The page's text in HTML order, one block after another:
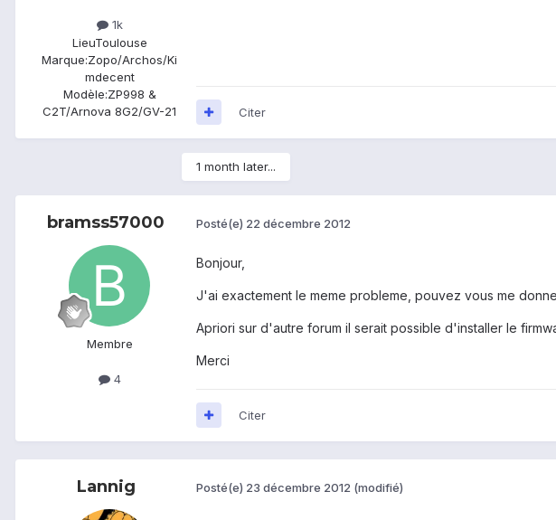
1k
LieuToulouse
Marque:Zopo/Archos/Ki
mdecent
Modèle:ZP998 &
C2T/Arnova 8G2/GV-21
Citer
1 month later...
bramss57000
Membre
4
Posté(e) 22 décembre 2012
Bonjour,
J'ai exactement le meme probleme, pouvez vous me
Apriori sur d'autre forum il serait possible d'installer le
Merci
Citer
Lannig Posté(e) 23 décembre 2012 (modifié)